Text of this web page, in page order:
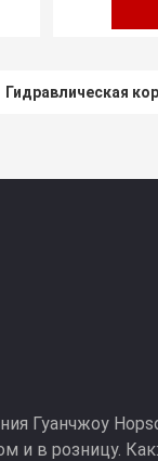
Гидравлическая
Дизельный костюм
Гуанчжоу
и в розницу.